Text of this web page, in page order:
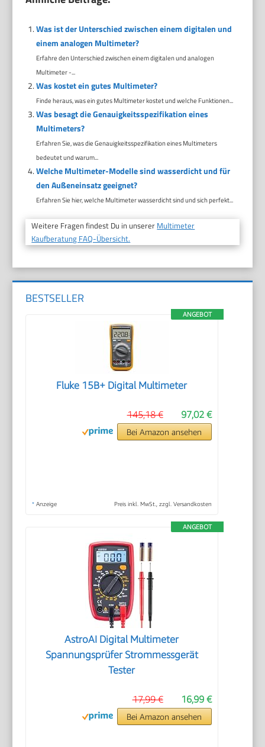
Was ist der Unterschied zwischen einem digitalen und
einem analogen Multimeter?
Erfahre den Unterschied zwischen einem digitalen und analogen
Multimeter -...
Was kostet ein gutes Multimeter?
Finde heraus, was ein gutes Multimeter kostet und welche Funktionen...
Was besagt die Genauigkeitsspezifikation eines
Multimeters?
Erfahren Sie, was die Genauigkeitsspezifikation eines Multimeters
bedeutet und warum...
Welche Multimeter-Modelle sind wasserdicht und für
den Außeneinsatz geeignet?
Erfahren Sie hier, welche Multimeter wasserdicht sind und sich perfekt...
Weitere Fragen findest Du in unserer Multimeter
Kaufberatung FAQ-Übersicht.
BESTSELLER
ANGEBOT
Fluke 15B+ Digital Multimeter
97,02 €
145,18 €
Bei Amazon ansehen
* Anzeige Preis inkl. MwSt., zzgl. Versandkosten
ANGEBOT
AstroAI Digital Multimeter
Spannungsprüfer Strommessgerät
Tester
16,99 €
17,99 €
Bei Amazon ansehen